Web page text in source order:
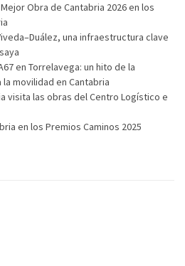
Obra de Cantabria 2026 en los
una infraestructura clave
en Torrelavega: un hito de la
movilidad en Cantabria
visita las obras del Centro Logístico e
en los Premios Caminos 2025